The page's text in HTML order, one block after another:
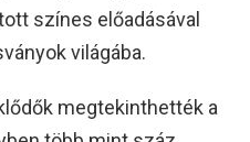
színes előadásával
világába.
megtekinthették a